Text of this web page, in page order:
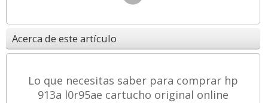
Acerca de este artículo
Lo que necesitas saber para comprar hp
913a l0r95ae cartucho original online